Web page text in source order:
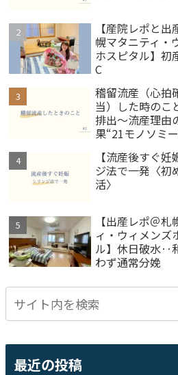
【産院レポと
幌マタニティ・
ホスピタル】初
C
稽留流産（心拍
当）した時の
排出～流産理由
果“21モノソミー
【流産後すぐ
ジ法で一発〈初
活〉
【出産レポ＠
ィ・ウィメンズ
ル】休日破水‥
わず通常分娩
最近の投稿